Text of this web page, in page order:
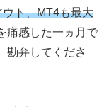
ト、MT4も最大
痛感した一ヵ月で
弁してくださ